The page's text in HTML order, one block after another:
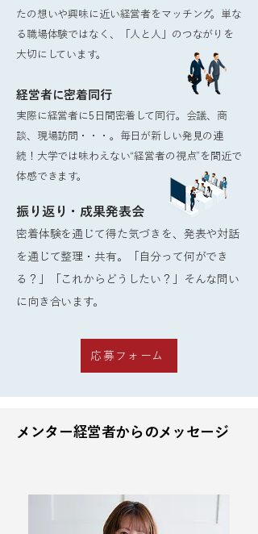
たの想いや興味に近い経営者をマッチング。単な
る職場体験ではなく、「人と人」のつながりを
大切にしています。
​経営者に密着同行
実際に経営者に5日間密着して同行。会議、商
談、現場訪問・・・。毎日が新しい発見の連
続！大学では味わえない“経営者の視点”を間近で
体感できます。
振り返り・成果発表会
密着体験を通じて得た気づきを、発表や対話
を通じて整理・共有。「自分って何ができ
る？」「これからどうしたい？」そんな問い
に向き合います。
応募フォーム
​メンター経営者からのメッセージ